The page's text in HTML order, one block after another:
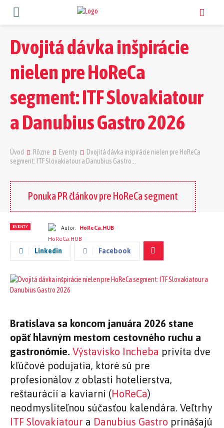
Dvojitá dávka inšpirácie
nielen pre HoReCa
segment: ITF Slovakiatour
a Danubius Gastro 2026
Úvod Rôzne Eventy
Dvojitá dávka inšpirácie nielen pre HoReCa
segment: ITF Slovakiatour a Danubius Gastro...
Ponuka PR článkov pre HoReCa segment
EVENTY Autor: HoReCa.HUB
Linkedin Facebook
Bratislava sa koncom januára 2026 stane
opäť hlavným mestom cestovného ruchu a
gastronómie. Výstavisko Incheba privíta dve
kľúčové podujatia, ktoré sú pre
profesionálov z oblasti hotelierstva,
reštaurácií a kaviarní (HoReCa)
neodmysliteľnou súčasťou kalendára. Veľtrhy
ITF Slovakiatour a Danubius Gastro prinášajú